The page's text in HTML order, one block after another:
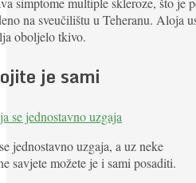
na sveučilištu u Teheranu. Aloja
oboljelo tkivo.
je sami
jednostavno uzgaja, a uz neke
savjete možete je i sami posaditi.